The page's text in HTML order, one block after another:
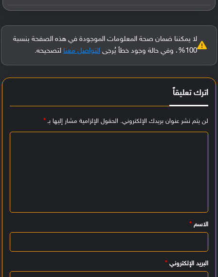
لا يمكننا ضمان صحة المعلومات الموجودة في هذه الصفحة بنسبة
100%، وفي حالة وجود خطأ يُرجى
التواصل معنا لتصحيحه.
اترك تعليقاً
لن يتم نشر عنوان بريدك الإلكتروني. الحقول الإلزامية مشار إليها بـ*
ي
ق
الاسم *
البريد الإلكتروني *